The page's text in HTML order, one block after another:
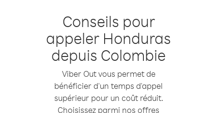
Conseils pour
appeler Honduras
depuis Colombie
Viber Out vous permet de
bénéficier d'un temps d'appel
supérieur pour un coût réduit.
Choisissez parmi nos offres